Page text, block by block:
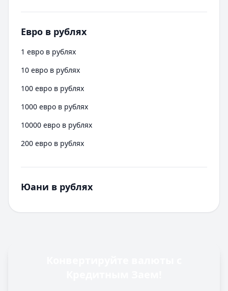
Евро в рублях
1 евро в рублях
10 евро в рублях
100 евро в рублях
1000 евро в рублях
10000 евро в рублях
200 евро в рублях
Юани в рублях